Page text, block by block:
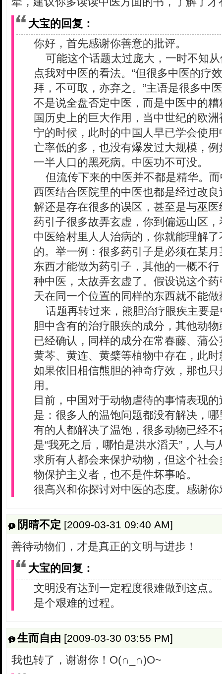
大宝的回复：
你好，首先感谢你善意的批评。
可能这个话题太过庞大，一时不知
点我对中医的看法。“但很多中医的疗
拜，不可取，亦弃之。”主语是很多中
不是说全盘否定中医，而是中医中的
国历史上的巨大作用，当中世纪的欧
宁的时候，此时的中国人早已学会使
亡率低的多，也没有爆发过大规模，
一半人口的黑死病。中医功不可没。
但流传下来的中医并不都是精华。
西医结合医院里的中医也都是经过改
解还是存在很多的误区，甚至是与巫
药引子很多故弄玄虚，你到偏远山区
中医给村里人人治病的，你就能理解
的。举一例：很多药引子是必须在某
东西才能做为药引子，其他的一概不
种中医，太故弄玄虚了。假设说这个
天在同一个位置的同样的东西就不能
话题再转过来，熊胆治疗眼疾主要
胆中含有的治疗眼疾的成分，其他动
已经确认，同样的成分在常春藤、蒲
黄芩、黄连、黄檗等植物中存在，此
如果依旧相信熊胆的神奇疗效，那也
用。
目前，中国对于动物虐待的事情表现
是：很多人的温饱问题都没有解决，
有的人都解决了温饱，很多动物已经
是“我死之后，哪怕是洪水滔天”，人
求所有人都会来保护动物，但这个社
物保护主义者，也不是件坏事哈。
很高兴和你探讨对中医的态度。感谢
阴晴不定 [2009-03-31 09:40 AM]
善待动物们，才是真正的文明与进步！
大宝的回复：
文明没有达到一定程度很难做到这点。
是个艰难的过程。
生而自由 [2009-03-30 03:55 PM]
我也转了，谢谢你！O(∩_∩)O~